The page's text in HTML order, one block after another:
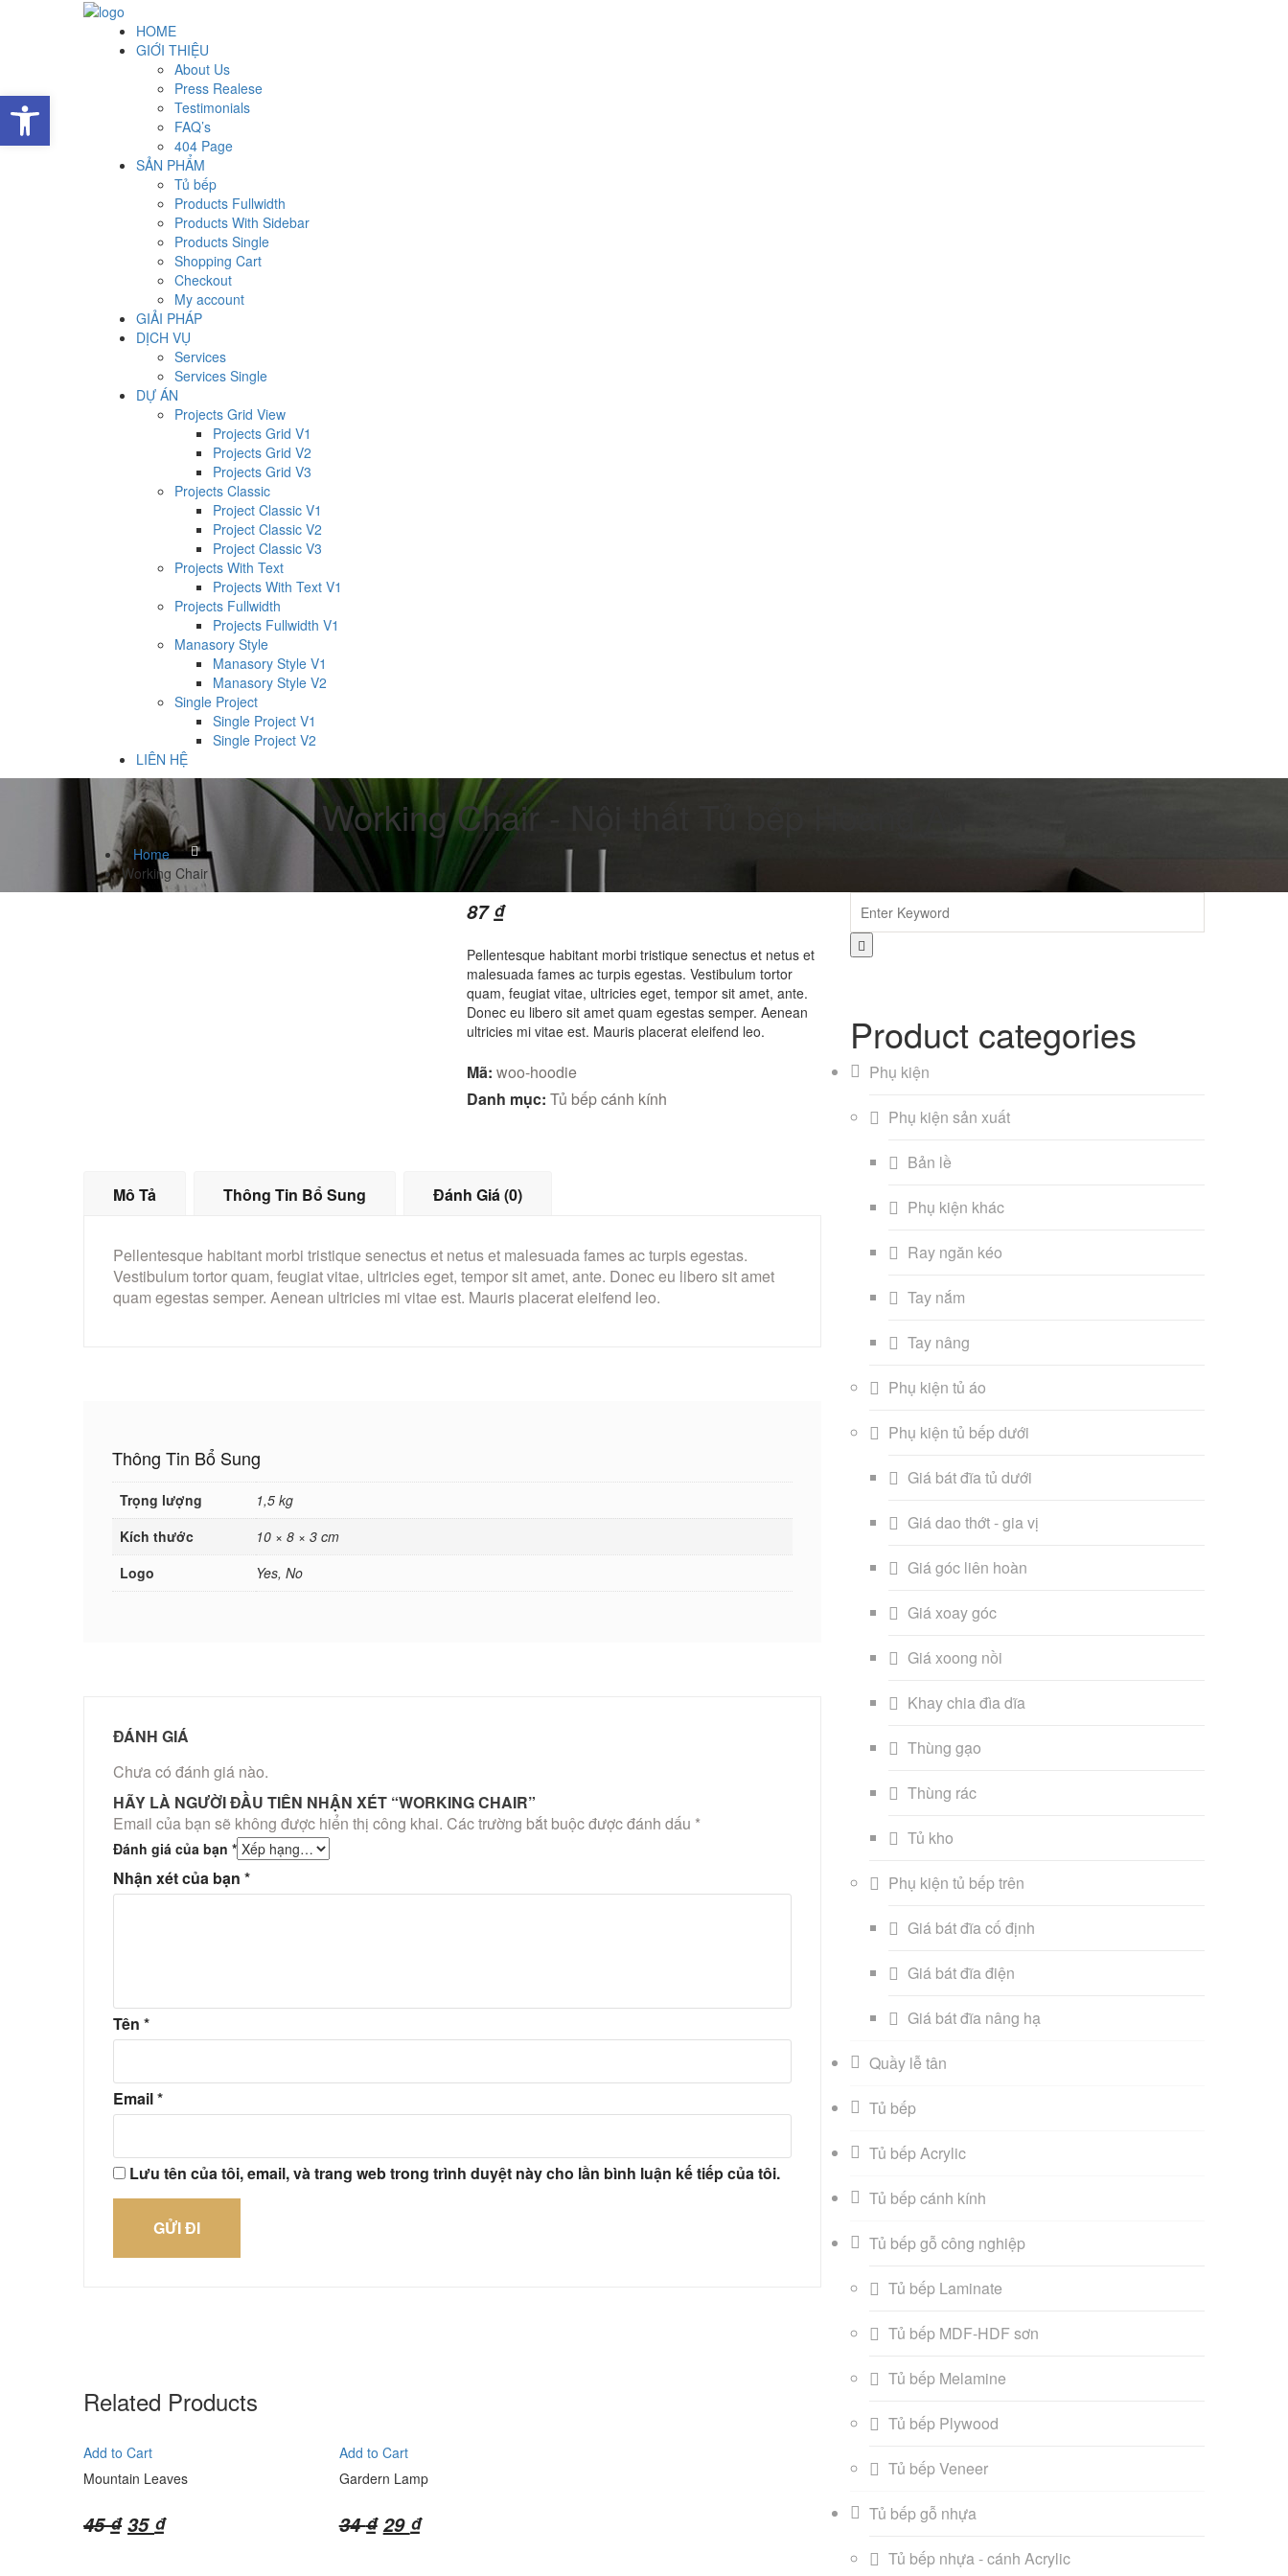
HOME
GIỚI THIỆU
About Us
Press Realese
Testimonials
FAQ’s
404 Page
SẢN PHẨM
Tủ bếp
Products Fullwidth
Products With Sidebar
Products Single
Shopping Cart
Checkout
My account
GIẢI PHÁP
DỊCH VỤ
Services
Services Single
DỰ ÁN
Projects Grid View
Projects Grid V1
Projects Grid V2
Projects Grid V3
Projects Classic
Project Classic V1
Project Classic V2
Project Classic V3
Projects With Text
Projects With Text V1
Projects Fullwidth
Projects Fullwidth V1
Manasory Style
Manasory Style V1
Manasory Style V2
Single Project
Single Project V1
Single Project V2
LIÊN HỆ
Working Chair - Nội thất Tủ bếp Hoàng An
Home
Working Chair
87₫
Pellentesque habitant morbi tristique senectus et netus et
malesuada fames ac turpis egestas. Vestibulum tortor
quam, feugiat vitae, ultricies eget, tempor sit amet, ante.
Donec eu libero sit amet quam egestas semper. Aenean
ultricies mi vitae est. Mauris placerat eleifend leo.
Mã: woo-hoodie
Danh mục: Tủ bếp cánh kính
Mô Tả Thông Tin Bổ Sung Đánh Giá (0)
Pellentesque habitant morbi tristique senectus et netus et malesuada fames ac turpis egestas.
Vestibulum tortor quam, feugiat vitae, ultricies eget, tempor sit amet, ante. Donec eu libero sit amet
quam egestas semper. Aenean ultricies mi vitae est. Mauris placerat eleifend leo.
Thông Tin Bổ Sung
Trọng lượng
1,5 kg
Kích thước
10 × 8 × 3 cm
Logo
Yes, No
ĐÁNH GIÁ
Chưa có đánh giá nào.
HÃY LÀ NGƯỜI ĐẦU TIÊN NHẬN XÉT “WORKING CHAIR”
Email của bạn sẽ không được hiển thị công khai. Các trường bắt buộc được đánh dấu *
Đánh giá của bạn *
Nhận xét của bạn *
Tên *
Email*
Lưu tên của tôi, email, và trang web trong trình duyệt này cho lần bình luận kế tiếp của tôi.
Related Products
Add to Cart
Mountain Leaves
45₫ Giá
35₫Giá
Add to Cart
Gardern Lamp
34₫ Giá
29₫Giá
Product categories
Phụ kiện
Phụ kiện sản xuất
Bản lề
Phụ kiện khác
Ray ngăn kéo
Tay nắm
Tay nâng
Phụ kiện tủ áo
Phụ kiện tủ bếp dưới
Giá bát đĩa tủ dưới
Giá dao thớt - gia vị
Giá góc liên hoàn
Giá xoay góc
Giá xoong nồi
Khay chia đìa dĩa
Thùng gạo
Thùng rác
Tủ kho
Phụ kiện tủ bếp trên
Giá bát đĩa cố định
Giá bát đĩa điện
Giá bát đĩa nâng hạ
Quầy lễ tân
Tủ bếp
Tủ bếp Acrylic
Tủ bếp cánh kính
Tủ bếp gỗ công nghiệp
Tủ bếp Laminate
Tủ bếp MDF-HDF sơn
Tủ bếp Melamine
Tủ bếp Plywood
Tủ bếp Veneer
Tủ bếp gỗ nhựa
Tủ bếp nhựa - cánh Acrylic
Open toolbar